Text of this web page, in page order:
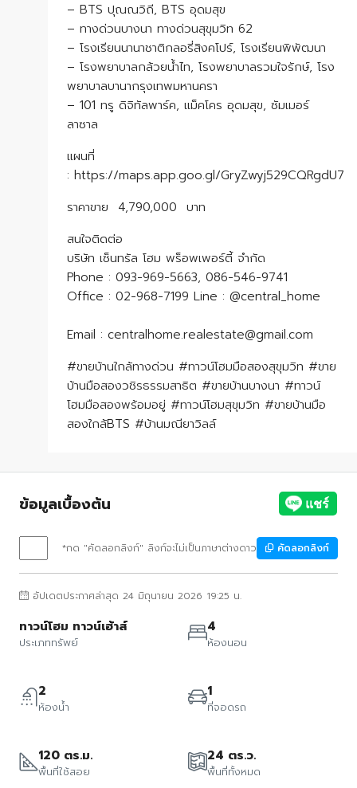
– BTS ปุณณวิถี, BTS อุดมสุข
– ทางด่วนบางนา ทางด่วนสุขุมวิท 62
– โรงเรียนนานาชาติกลอรี่สิงคโปร์, โรงเรียนพิพัฒนา
– โรงพยาบาลกล้วยน้ำไท, โรงพยาบาลรวมใจรักษ์, โรง
พยาบาลบานากรุงเทพมหานครา
– 101 ทรู ดิจิทัลพาร์ค, แม็คโคร อุดมสุข, ซัมเมอร์
ลาซาล
แผนที่
: https://maps.app.goo.gl/GryZwyj529CQRgdU7
ราคาขาย 4,790,000 บาท
สนใจติดต่อ
บริษัท เซ็นทรัล โฮม พร็อพเพอร์ตี้ จำกัด
Phone : 093-969-5663, 086-546-9741
Office : 02-968-7199 Line : @central_home
​​​​​​​Email : centralhome.realestate@gmail.com
#ขายบ้านใกล้ทางด่วน #ทาวน์โฮมมือสองสุขุมวิท #ขาย
บ้านมือสองวชิรธรรมสาธิต #ขายบ้านบางนา #ทาวน์
โฮมมือสองพร้อมอยู่ #ทาวน์โฮมสุขุมวิท #ขายบ้านมือ
สองใกล้BTS #บ้านมณียาวิลล์
ข้อมูลเบื้องต้น
*กด "คัดลอกลิงก์" ลิงก์จะไม่เป็นภาษาต่างดาว คัดลอกลิงก์
อัปเดตประกาศล่าสุด 24 มิถุนายน 2026 19:25 น.
ทาวน์โฮม ทาวน์เฮ้าส์
ประเภททรัพย์
4
ห้องนอน
2
ห้องน้ำ
1
ที่จอดรถ
120 ตร.ม.
พื้นที่ใช้สอย
24 ตร.ว.
พื้นที่ทั้งหมด